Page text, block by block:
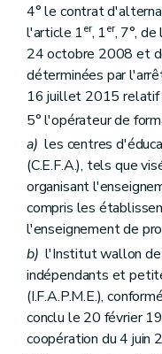
4° le contrat
l'article 1er, 1er, 7°,
24 octobre 2008 et
déterminées par
16 juillet 2015 relatif
5° l'opérateur de
a) les centres
(C.E.F.A.), tels que
organisant
compris les
l'enseignement de
b) l'Institut wallon de
indépendants et
(I.F.A.P.M.E.),
conclu le 20 février
coopération du 4 juin